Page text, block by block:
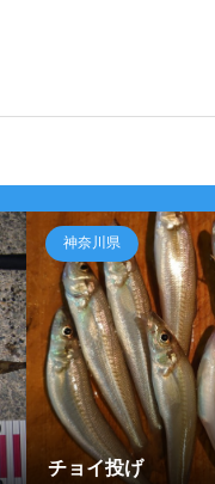
神奈川県
チョイ投げ